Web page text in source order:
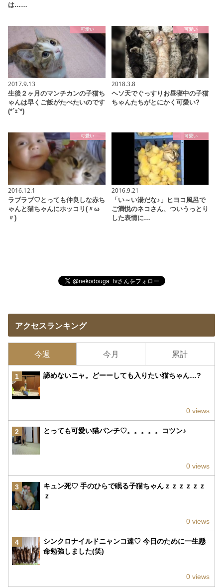
は……
可愛い
2017.9.13
生後２ヶ月のマンチカンの子猫ち
ゃんは早くご飯がたべたいのです
(*´ｪ`*)
可愛い
2018.3.8
ヘソ天でぐっすりお昼寝中の子猫
ちゃんたちがとにかく可愛い?
可愛い
2016.12.1
ラブラブ♡とっても仲良しな赤ち
ゃんと猫ちゃんにホッコリ(〃ω
〃)
可愛い
2016.9.21
「い～い湯だな♪」ヒヨコ風呂で
ご満悦のネコさん、ついうっとり
した表情に…
アクセスランキング
今週 今月 累計
1 諦めないニャ。どーーしても入りたい猫ちゃん…?
0 views
2 とっても可愛い猫パンチ♡。。。。。コツン♪
0 views
3
キュン死♡ 手のひらで眠る子猫ちゃんｚｚｚｚｚｚ
ｚ
0 views
4
シンクロナイルドニャンコ達♡ 今日のために一生懸
命勉強しました(笑)
0 views